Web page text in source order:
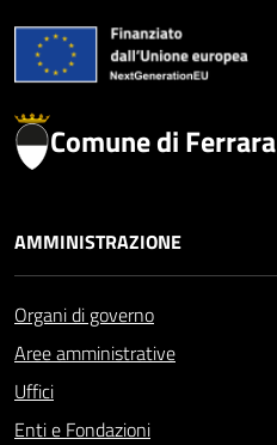
Comune di Ferrara
AMMINISTRAZIONE
Organi di governo
Aree amministrative
Uffici
Enti e Fondazioni